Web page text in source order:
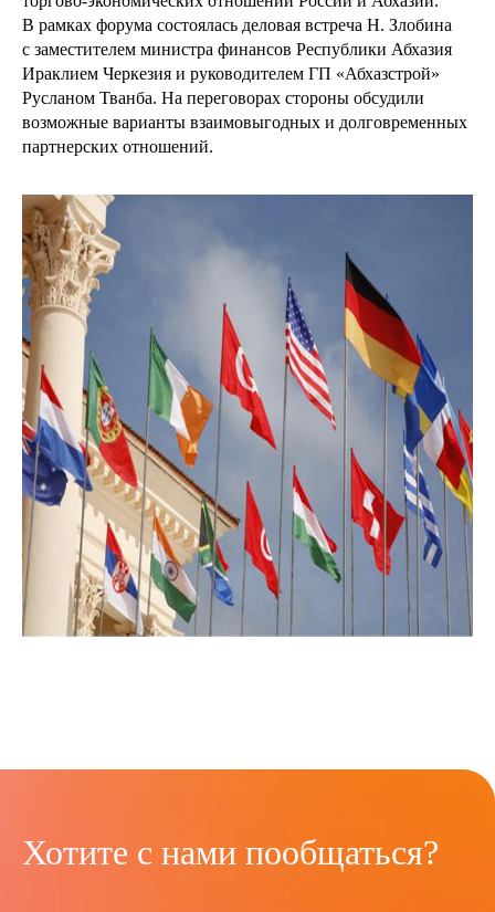
В рамках форума состоялась деловая встреча Н. Злобина
с заместителем министра финансов Республики Абхазия
Ираклием Черкезия и руководителем ГП «Абхазстрой»
Русланом Тванба. На переговорах стороны обсудили
возможные варианты взаимовыгодных и долговременных
партнерских отношений.
Хотите с нами пообщаться?